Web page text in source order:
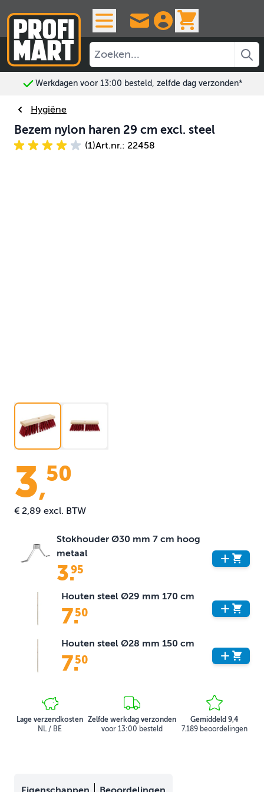
Werkdagen voor 13:00 besteld, zelfde dag verzonden*
Hygiëne
Bezem nylon haren 29 cm excl. steel
(1)Art.nr.: 22458
3,50
€ 2,89 excl. BTW
Stokhouder Ø30 mm 7 cm hoog
metaal
3.
95
Houten steel Ø29 mm 170 cm
7.
50
Houten steel Ø28 mm 150 cm
7.
50
Lage verzendkosten
NL / BE
Zelfde werkdag verzonden
voor 13:00 besteld
Gemiddeld 9,4
7.189 beoordelingen